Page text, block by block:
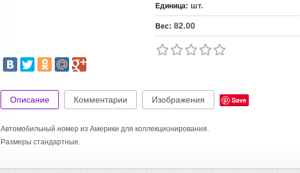
Единица: шт.
Вес: 82.00
Описание Комментарии Изображения Save
Автомобильный номер из Америки для коллекционирования.
Размеры стандартные.